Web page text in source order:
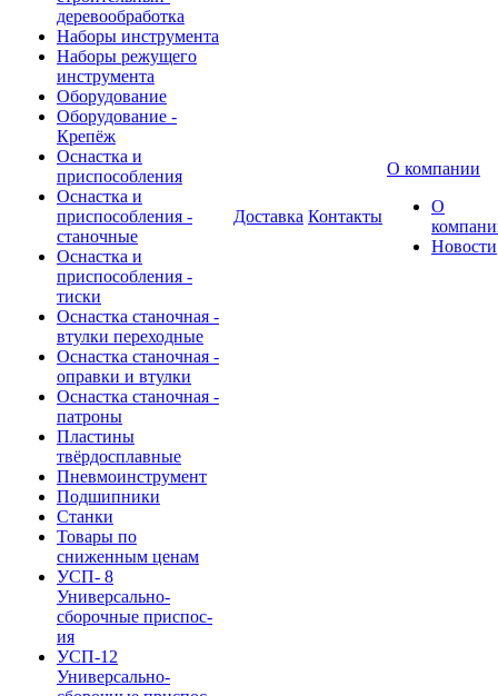
деревообработка
Наборы инструмента
Наборы режущего
инструмента
Оборудование
Оборудование -
Крепёж
Оснастка и
приспособления
Оснастка и
приспособления -
станочные
Оснастка и
приспособления -
тиски
Оснастка станочная -
втулки переходные
Оснастка станочная -
оправки и втулки
Оснастка станочная -
патроны
Пластины
твёрдосплавные
Пневмоинструмент
Подшипники
Станки
Товары по
сниженным ценам
УСП- 8
Универсально-
сборочные приспос-
ия
УСП-12
Универсально-
Доставка Контакты
О компании
О
Новости